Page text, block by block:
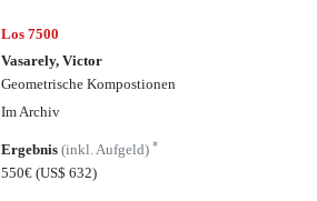
Los 7500
Vasarely, Victor
Geometrische Kompostionen
Im Archiv
Ergebnis(inkl. Aufgeld)*
550€(US$ 632)